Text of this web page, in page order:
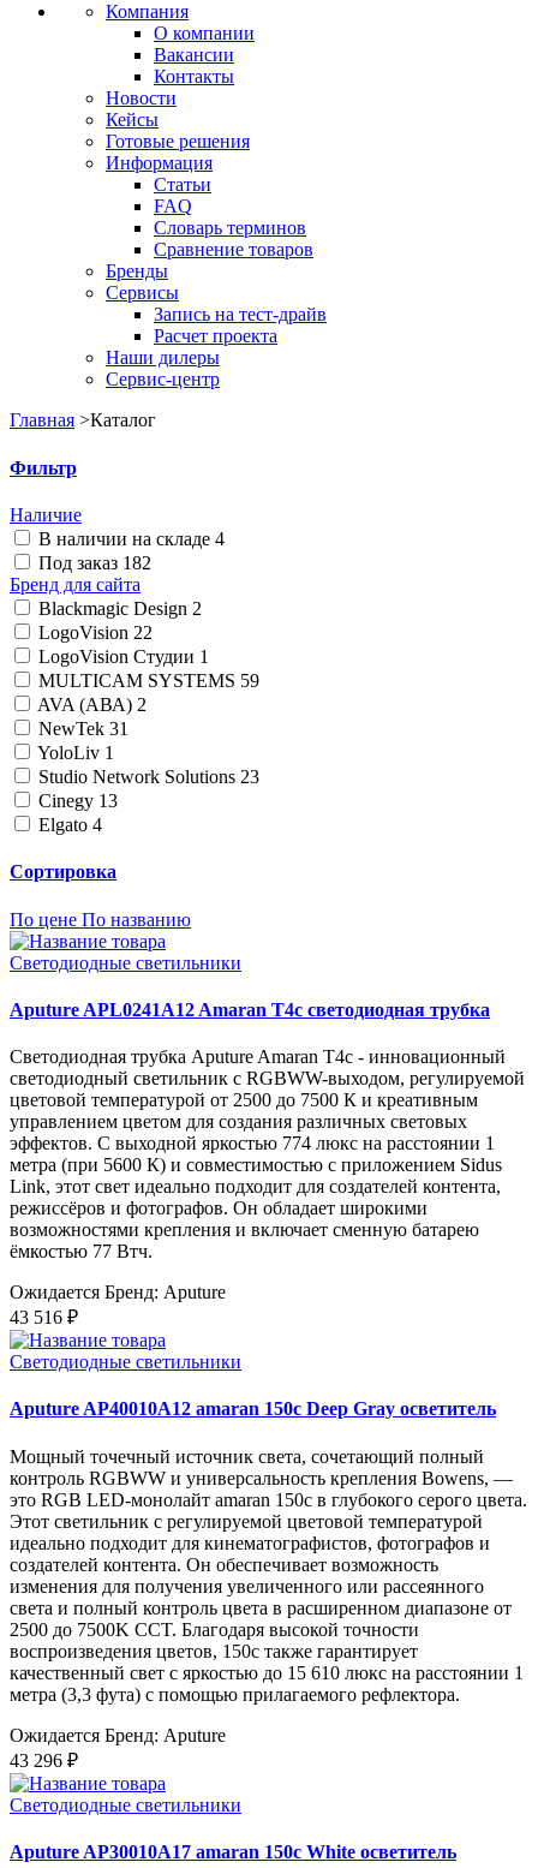
Компания
О компании
Вакансии
Контакты
Новости
Кейсы
Готовые решения
Информация
Статьи
FAQ
Словарь терминов
Сравнение товаров
Бренды
Сервисы
Запись на тест-драйв
Расчет проекта
Наши дилеры
Сервис-центр
Главная >Каталог
Фильтр
Наличие
В наличии на складе 4
Под заказ 182
Бренд для сайта
Blackmagic Design 2
LogoVision 22
LogoVision Студии 1
MULTICAM SYSTEMS 59
AVA (АВА) 2
NewTek 31
YoloLiv 1
Studio Network Solutions 23
Cinegy 13
Elgato 4
Сортировка
По цене По названию
Светодиодные светильники
Aputure APL0241A12 Amaran T4c светодиодная трубка
Светодиодная трубка Aputure Amaran T4c - инновационный
светодиодный светильник с RGBWW-выходом, регулируемой
цветовой температурой от 2500 до 7500 К и креативным
управлением цветом для создания различных световых
эффектов. С выходной яркостью 774 люкс на расстоянии 1
метра (при 5600 К) и совместимостью с приложением Sidus
Link, этот свет идеально подходит для создателей контента,
режиссёров и фотографов. Он обладает широкими
возможностями крепления и включает сменную батарею
ёмкостью 77 Втч.
Ожидается Бренд: Aputure
43 516 ₽
Светодиодные светильники
Aputure AP40010A12 amaran 150c Deep Gray осветитель
Мощный точечный источник света, сочетающий полный
контроль RGBWW и универсальность крепления Bowens, —
это RGB LED-монолайт amaran 150c в глубокого серого цвета.
Этот светильник с регулируемой цветовой температурой
идеально подходит для кинематографистов, фотографов и
создателей контента. Он обеспечивает возможность
изменения для получения увеличенного или рассеянного
света и полный контроль цвета в расширенном диапазоне от
2500 до 7500K CCT. Благодаря высокой точности
воспроизведения цветов, 150c также гарантирует
качественный свет с яркостью до 15 610 люкс на расстоянии 1
метра (3,3 фута) с помощью прилагаемого рефлектора.
Ожидается Бренд: Aputure
43 296 ₽
Светодиодные светильники
Aputure AP30010A17 amaran 150c White осветитель